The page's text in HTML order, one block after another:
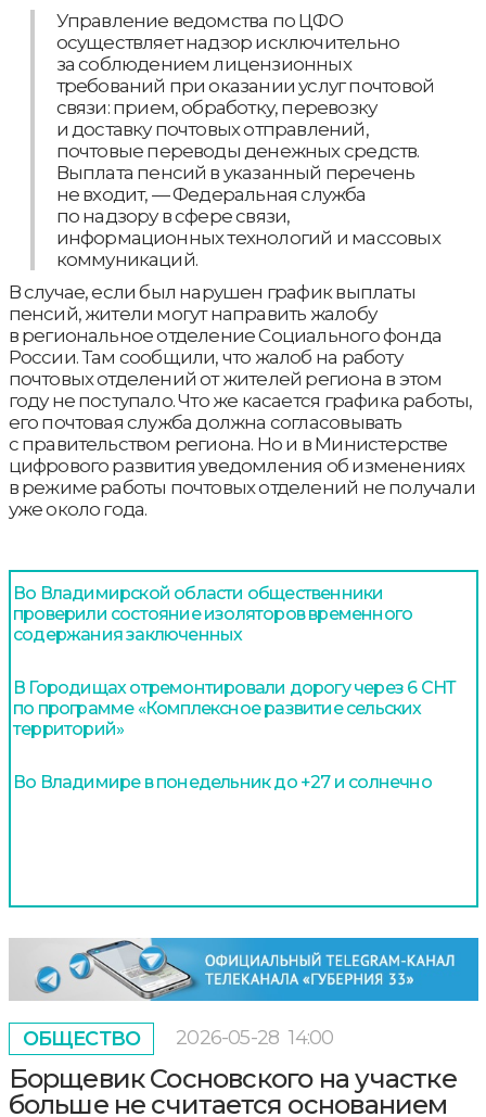
Управление ведомства по ЦФО
осуществляет надзор исключительно
за соблюдением лицензионных
требований при оказании услуг почтовой
связи: прием, обработку, перевозку
и доставку почтовых отправлений,
почтовые переводы денежных средств.
Выплата пенсий в указанный перечень
не входит, — Федеральная служба
по надзору в сфере связи,
информационных технологий и массовых
коммуникаций.
В случае, если был нарушен график выплаты
пенсий, жители могут направить жалобу
в региональное отделение Социального фонда
России. Там сообщили, что жалоб на работу
почтовых отделений от жителей региона в этом
году не поступало. Что же касается графика работы,
его почтовая служба должна согласовывать
с правительством региона. Но и в Министерстве
цифрового развития уведомления об изменениях
в режиме работы почтовых отделений не получали
уже около года.
Во Владимирской области общественники
проверили состояние изоляторов временного
содержания заключенных
В Городищах отремонтировали дорогу через 6 СНТ
по программе «Комплексное развитие сельских
территорий»
Во Владимире в понедельник до +27 и солнечно
ОБЩЕСТВО 2026-05-28 14:00
Борщевик Сосновского на участке
больше не считается основанием